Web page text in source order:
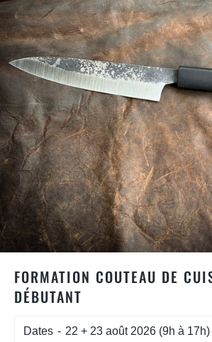
FORMATION COUTEAU DE
DÉBUTANT
Dates